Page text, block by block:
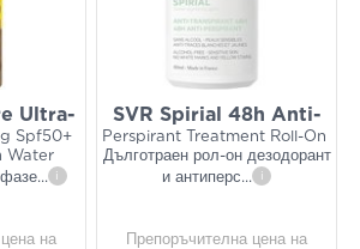
Ultra-
Spf50+
Water
... i
на
SVR Spirial 48h Anti-
Perspirant Treatment Roll-On
Дълготраен рол-он дезодорант
и антиперс... i
Препоръчителна цена на